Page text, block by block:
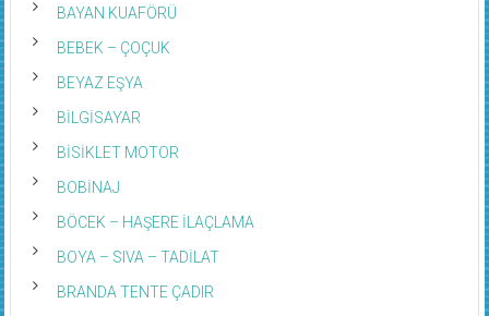
BAYAN KUAFÖRÜ
BEBEK – ÇOÇUK
BEYAZ EŞYA
BİLGİSAYAR
BİSİKLET MOTOR
BOBİNAJ
BÖCEK – HAŞERE İLAÇLAMA
BOYA – SIVA – TADİLAT
BRANDA TENTE ÇADIR